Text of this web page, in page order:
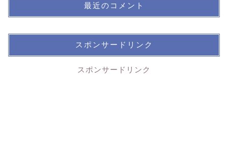
最近のコメント
スポンサードリンク
スポンサードリンク